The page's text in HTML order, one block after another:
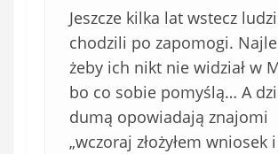
Jeszcze kilka lat wstecz
chodzili po zapomogi.
żeby ich nikt nie widział w
bo co sobie pomyślą… A
dumą opowiadają znajomi
„wczoraj złożyłem wniosek